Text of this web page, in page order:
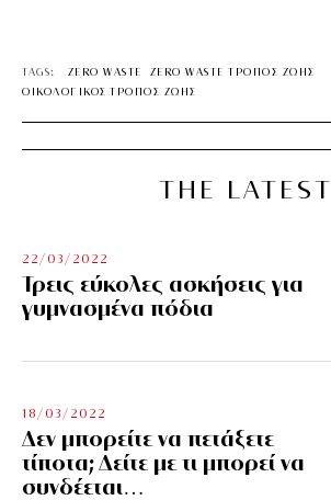
TAGS: ZERO WASTE
ZERO WASTE ΤΡΟΠΟΣ ΖΩΗΣ
ΟΙΚΟΛΟΓΙΚΟΣ ΤΡΟΠΟΣ ΖΩΗΣ
THE LATEST
22/03/2022
Τρεις εύκολες ασκήσεις για
γυμνασμένα πόδια
18/03/2022
Δεν μπορείτε να πετάξετε
τίποτα; Δείτε με τι μπορεί να
συνδέεται…